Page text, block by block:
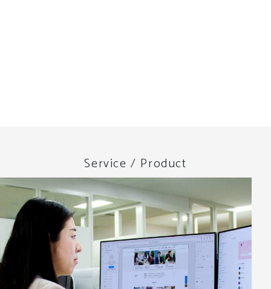
Service / Product